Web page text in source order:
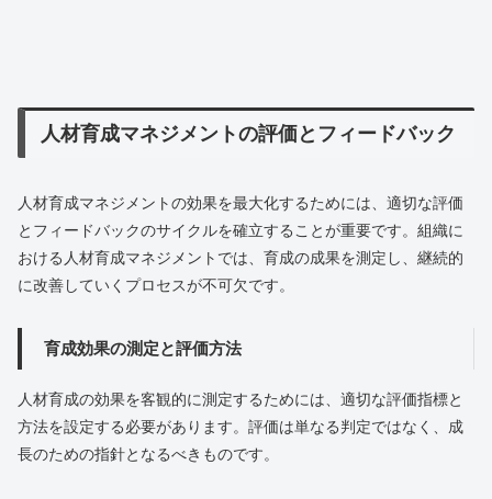
人材育成マネジメントの評価とフィードバック
人材育成マネジメントの効果を最大化するためには、適切な評価
とフィードバックのサイクルを確立することが重要です。組織に
おける人材育成マネジメントでは、育成の成果を測定し、継続的
に改善していくプロセスが不可欠です。
育成効果の測定と評価方法
人材育成の効果を客観的に測定するためには、適切な評価指標と
方法を設定する必要があります。評価は単なる判定ではなく、成
長のための指針となるべきものです。